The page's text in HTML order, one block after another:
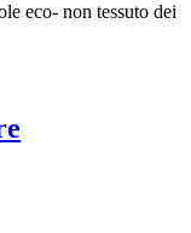
eco- non tessuto dei